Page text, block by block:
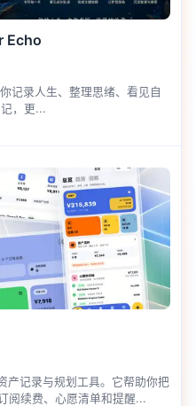
Echo
记录人生、整理思绪、看见自
，更...
产记录与规划工具。它帮助你把
阅续费、心愿清单和提醒...